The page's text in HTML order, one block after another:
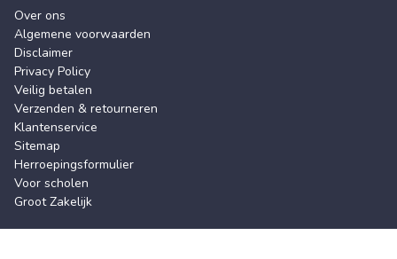
Over ons
Algemene voorwaarden
Disclaimer
Privacy Policy
Veilig betalen
Verzenden & retourneren
Klantenservice
Sitemap
Herroepingsformulier
Voor scholen
Groot Zakelijk